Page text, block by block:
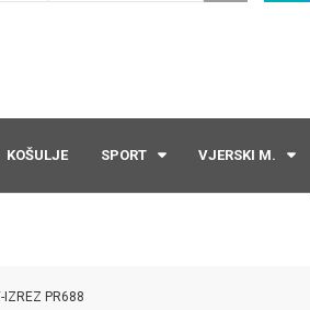
KOŠULJE SPORT VJERSKI M.
PR688